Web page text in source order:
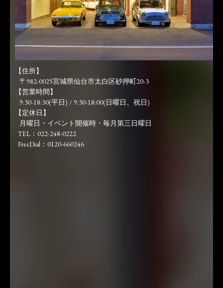
【住所】
〒982-0025宮城県仙台市太白区砂押町20-3
【営業時間】
9:30-18:30(平日) / 9:30-18:00(日曜日、祝日)
【定休日】
月曜日・イベント開催時・毎月第三日曜日
TEL：022-248-0222
FreeDial：0120-660246